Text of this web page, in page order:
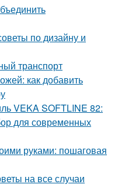
по дизайну и
транспорт
как добавить
VEKA SOFTLINE 82:
для современных
руками: пошаговая
на все случаи